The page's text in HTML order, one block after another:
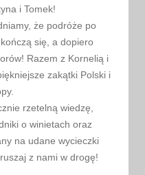
i Tomek!
że podróże po
się, a dopiero
Razem z Kornelią i
zakątki Polski i
rzetelną wiedzę,
o winietach oraz
na udane wycieczki
z nami w drogę!